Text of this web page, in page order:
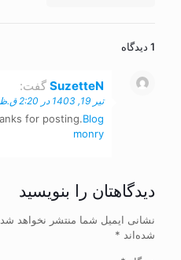
1 دیدگاه
SuzetteN گفت:
تیر 19, 1403 در 2:20 ق.ظ
for posting.Blog
monry
دیدگاهتان را بنویسید
نشانی ایمیل شما منتشر نخواهد
شده‌اند *